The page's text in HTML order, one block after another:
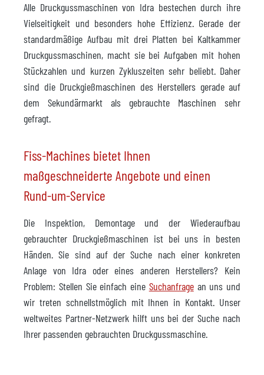
Alle Druckgussmaschinen von Idra bestechen durch ihre
Vielseitigkeit und besonders hohe Effizienz. Gerade der
standardmäßige Aufbau mit drei Platten bei Kaltkammer
Druckgussmaschinen, macht sie bei Aufgaben mit hohen
Stückzahlen und kurzen Zykluszeiten sehr beliebt. Daher
sind die Druckgießmaschinen des Herstellers gerade auf
dem Sekundärmarkt als gebrauchte Maschinen sehr
gefragt.
Fiss-Machines bietet Ihnen
maßgeschneiderte Angebote und einen
Rund-um-Service
Die Inspektion, Demontage und der Wiederaufbau
gebrauchter Druckgießmaschinen ist bei uns in besten
Händen. Sie sind auf der Suche nach einer konkreten
Anlage von Idra oder eines anderen Herstellers? Kein
Problem: Stellen Sie einfach eine Suchanfragean uns und
wir treten schnellstmöglich mit Ihnen in Kontakt. Unser
weltweites Partner-Netzwerk hilft uns bei der Suche nach
Ihrer passenden gebrauchten Druckgussmaschine.